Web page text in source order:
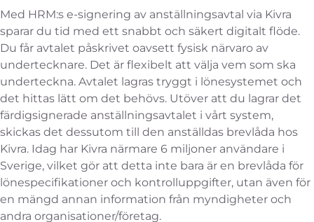
Med HRM:s e-signering av anställningsavtal via Kivra
sparar du tid med ett snabbt och säkert digitalt flöde.
Du får avtalet påskrivet oavsett fysisk närvaro av
undertecknare. Det är flexibelt att välja vem som ska
underteckna. Avtalet lagras tryggt i lönesystemet och
det hittas lätt om det behövs. Utöver att du lagrar det
färdigsignerade anställningsavtalet i vårt system,
skickas det dessutom till den anställdas brevlåda hos
Kivra. Idag har Kivra närmare 6 miljoner användare i
Sverige, vilket gör att detta inte bara är en brevlåda för
lönespecifikationer och kontrolluppgifter, utan även för
en mängd annan information från myndigheter och
andra organisationer/företag.